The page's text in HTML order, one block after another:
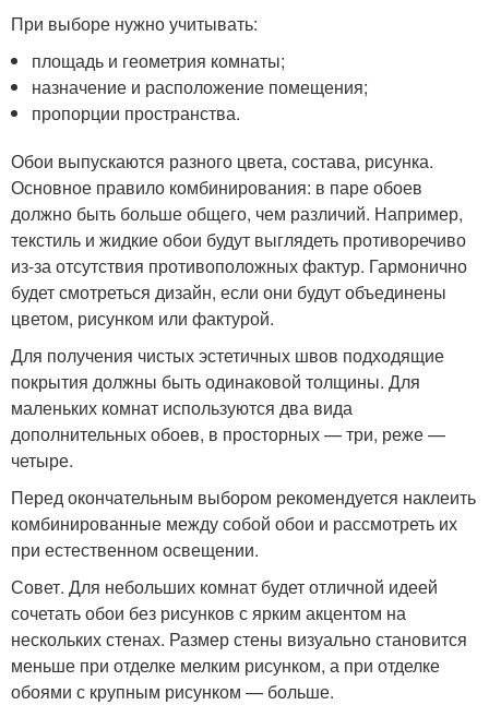
При выборе нужно учитывать:
площадь и геометрия комнаты;
назначение и расположение помещения;
пропорции пространства.
Обои выпускаются разного цвета, состава, рисунка.
Основное правило комбинирования: в паре обоев
должно быть больше общего, чем различий. Например,
текстиль и жидкие обои будут выглядеть противоречиво
из-за отсутствия противоположных фактур. Гармонично
будет смотреться дизайн, если они будут объединены
цветом, рисунком или фактурой.
Для получения чистых эстетичных швов подходящие
покрытия должны быть одинаковой толщины. Для
маленьких комнат используются два вида
дополнительных обоев, в просторных — три, реже —
четыре.
Перед окончательным выбором рекомендуется наклеить
комбинированные между собой обои и рассмотреть их
при естественном освещении.
Совет. Для небольших комнат будет отличной идеей
сочетать обои без рисунков с ярким акцентом на
нескольких стенах. Размер стены визуально становится
меньше при отделке мелким рисунком, а при отделке
обоями с крупным рисунком — больше.